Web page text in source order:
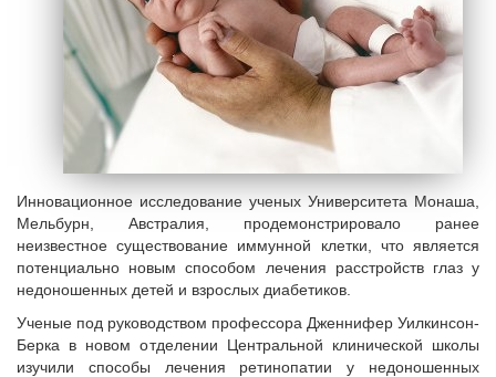
Инновационное исследование ученых Университета Монаша,
Мельбурн, Австралия, продемонстрировало ранее
неизвестное существование иммунной клетки, что является
потенциально новым способом лечения расстройств глаз у
недоношенных детей и взрослых диабетиков.
Ученые под руководством профессора Дженнифер Уилкинсон-
Берка в новом отделении Центральной клинической школы
изучили способы лечения ретинопатии у недоношенных